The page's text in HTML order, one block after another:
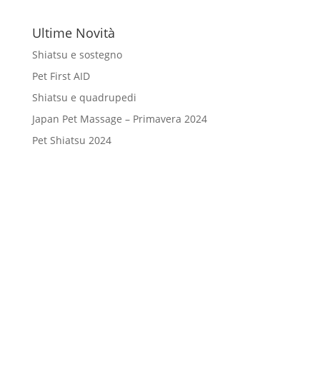
Ultime Novità
Shiatsu e sostegno
Pet First AID
Shiatsu e quadrupedi
Japan Pet Massage – Primavera 2024
Pet Shiatsu 2024